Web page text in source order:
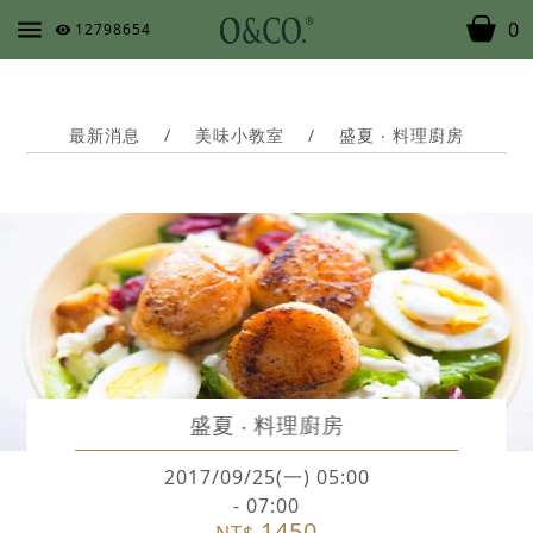
12798654 0
最新消息 / 美味小教室 / 盛夏 ‧ 料理廚房
盛夏 ‧ 料理廚房
2017/09/25(一) 05:00
- 07:00